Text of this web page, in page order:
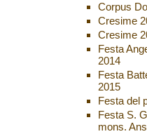
Corpus
Cresime
Cresime
Festa
2014
Festa
2015
Festa del
Festa S.
mons.